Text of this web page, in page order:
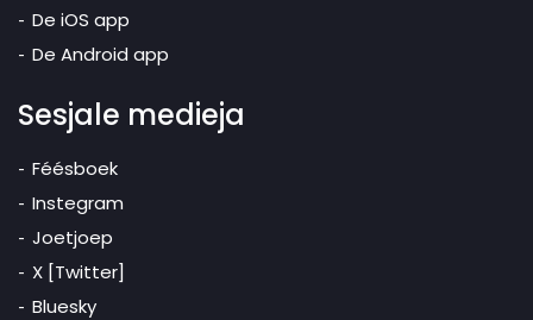
De iOS app
De Android app
Sesjale medieja
Féésboek
Instegram
Joetjoep
X [Twitter]
Bluesky